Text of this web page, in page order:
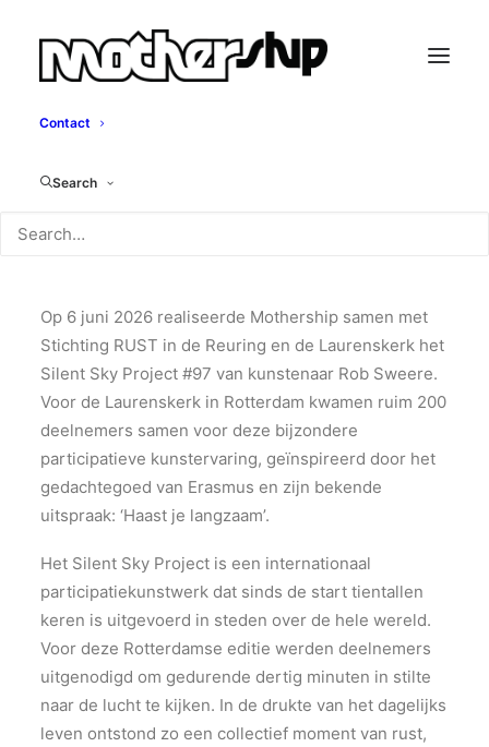
Contact
Search
Silent Sky Project#97
Rob Sweere, 2026
Op 6 juni 2026 realiseerde Mothership samen met
Stichting RUST in de Reuring en de Laurenskerk het
Silent Sky Project #97 van kunstenaar Rob Sweere.
Voor de Laurenskerk in Rotterdam kwamen ruim 200
deelnemers samen voor deze bijzondere
participatieve kunstervaring, geïnspireerd door het
gedachtegoed van Erasmus en zijn bekende
uitspraak: ‘Haast je langzaam’.
Het Silent Sky Project is een internationaal
participatiekunstwerk dat sinds de start tientallen
keren is uitgevoerd in steden over de hele wereld.
Voor deze Rotterdamse editie werden deelnemers
uitgenodigd om gedurende dertig minuten in stilte
naar de lucht te kijken. In de drukte van het dagelijks
leven ontstond zo een collectief moment van rust,